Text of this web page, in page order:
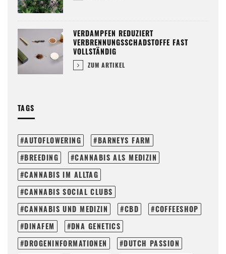
VERDAMPFEN REDUZIERT
VERBRENNUNGSSCHADSTOFFE FAST
VOLLSTÄNDIG
ZUM ARTIKEL
TAGS
AUTOFLOWERING
BARNEYS FARM
BREEDING
CANNABIS ALS MEDIZIN
CANNABIS IM ALLTAG
CANNABIS SOCIAL CLUBS
CANNABIS UND MEDIZIN
CBD
COFFEESHOP
DINAFEM
DNA GENETICS
DROGENINFORMATIONEN
DUTCH PASSION